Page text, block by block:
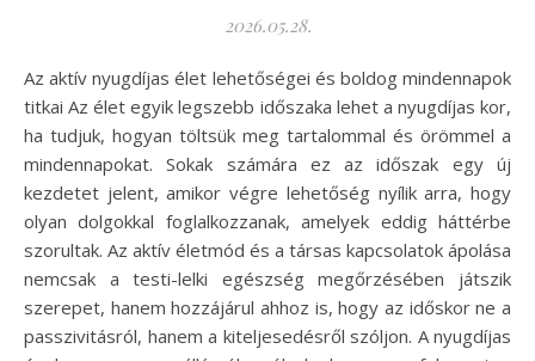
2026.05.28.
Az aktív nyugdíjas élet lehetőségei és boldog mindennapok
titkai Az élet egyik legszebb időszaka lehet a nyugdíjas kor,
ha tudjuk, hogyan töltsük meg tartalommal és örömmel a
mindennapokat. Sokak számára ez az időszak egy új
kezdetet jelent, amikor végre lehetőség nyílik arra, hogy
olyan dolgokkal foglalkozzanak, amelyek eddig háttérbe
szorultak. Az aktív életmód és a társas kapcsolatok ápolása
nemcsak a testi-lelki egészség megőrzésében játszik
szerepet, hanem hozzájárul ahhoz is, hogy az időskor ne a
passzivitásról, hanem a kiteljesedésről szóljon. A nyugdíjas